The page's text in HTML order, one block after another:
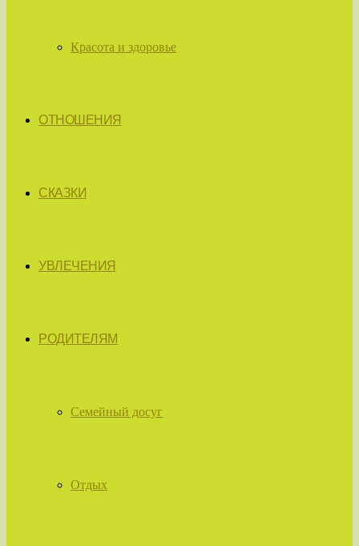
Красота и здоровье
ОТНОШЕНИЯ
СКАЗКИ
УВЛЕЧЕНИЯ
РОДИТЕЛЯМ
Семейный досуг
Отдых